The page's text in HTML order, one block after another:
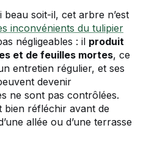
beau soit-il, cet arbre n’est
inconvénients du tulipier
négligeables : il produit
et de feuilles mortes, ce
entretien régulier, et ses
devenir
ne sont pas contrôlées.
bien réfléchir avant de
allée ou d’une terrasse